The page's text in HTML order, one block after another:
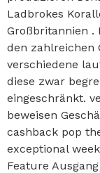
Ladbrokes
Großbritannien .
den zahlreichen
verschiedene
diese zwar
eingeschränkt.
beweisen
cashback pop
exceptional
Feature